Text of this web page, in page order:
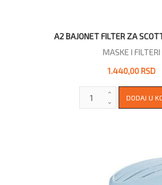
A2 BAJONET FILTER ZA
MASKE I FILTERI
1.440,00 RSD